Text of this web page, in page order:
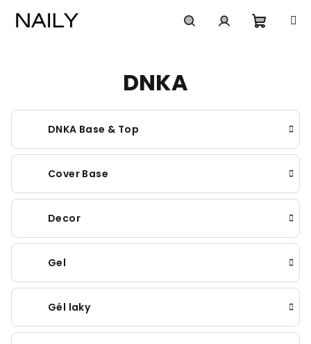
DNKA
DNKA Base & Top
Cover Base
Decor
Gel
Gél laky